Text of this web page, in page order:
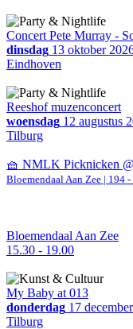
Concert Pete Murray -
dinsdag 13 oktober
Eindhoven
Reeshof muzenconcert
woensdag 12 augustus
Tilburg
🧺 NMLK Picknicken
Bloemendaal Aan Zee | 194 -
Bloemendaal Aan Zee
15.30 - 19.00
My Baby at 013
donderdag 17
Tilburg